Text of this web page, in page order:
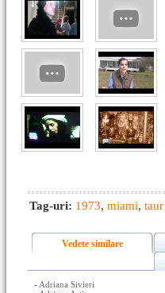
Tag-uri: 1973, miami, taur
Vedete similare
- Adriana Sivieri